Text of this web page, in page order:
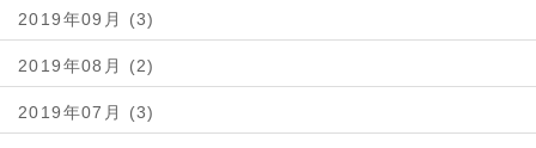
2019年09月 (3)
2019年08月 (2)
2019年07月 (3)